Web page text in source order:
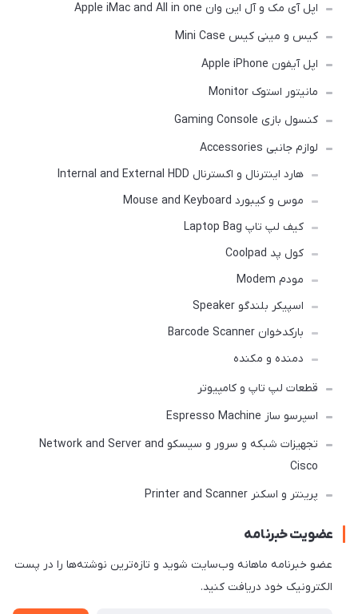
اپل آی مک و آل این وان Apple iMac and All in one
کیس و مینی کیس Mini Case
اپل آیفون Apple iPhone
مانیتور استوک Monitor
کنسول بازی Gaming Console
لوازم جانبی Accessories
هارد اینترنال و اکسترنال Internal and External HDD
موس و کیبورد Mouse and Keyboard
کیف لپ تاپ Laptop Bag
کول پد Coolpad
مودم Modem
اسپیکر بلندگو Speaker
بارکدخوان Barcode Scanner
دمنده و مکنده
قطعات لپ تاپ و کامپیوتر
اسپرسو ساز Espresso Machine
تجهیزات شبکه و سرور و سیسکو Network and Server and
Cisco
پرینتر و اسکنر Printer and Scanner
عضویت خبرنامه
عضو خبرنامه ماهانه وب‌سایت شوید و تازه‌ترین نوشته‌ها را در پست
الکترونیک خود دریافت کنید.